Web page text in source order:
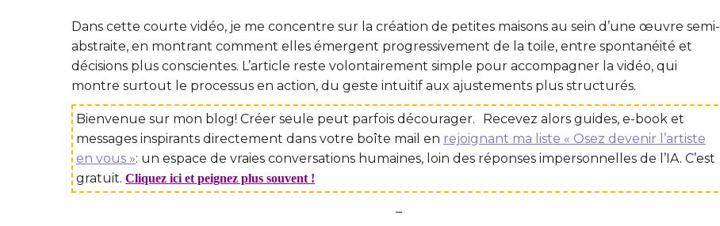
Dans cette courte vidéo, je me concentre sur la création de petites maisons au sein d’une œuvre semi-
abstraite, en montrant comment elles émergent progressivement de la toile, entre spontanéité et
décisions plus conscientes. L’article reste volontairement simple pour accompagner la vidéo, qui
montre surtout le processus en action, du geste intuitif aux ajustements plus structurés.
Bienvenue sur mon blog! Créer seule peut parfois décourager. Recevez alors guides, e-book et
messages inspirants directement dans votre boîte mail en rejoignant ma liste « Osez devenir l’artiste
en vous »: un espace de vraies conversations humaines, loin des réponses impersonnelles de l’IA. C’est
gratuit. Cliquez ici et peignez plus souvent !
–